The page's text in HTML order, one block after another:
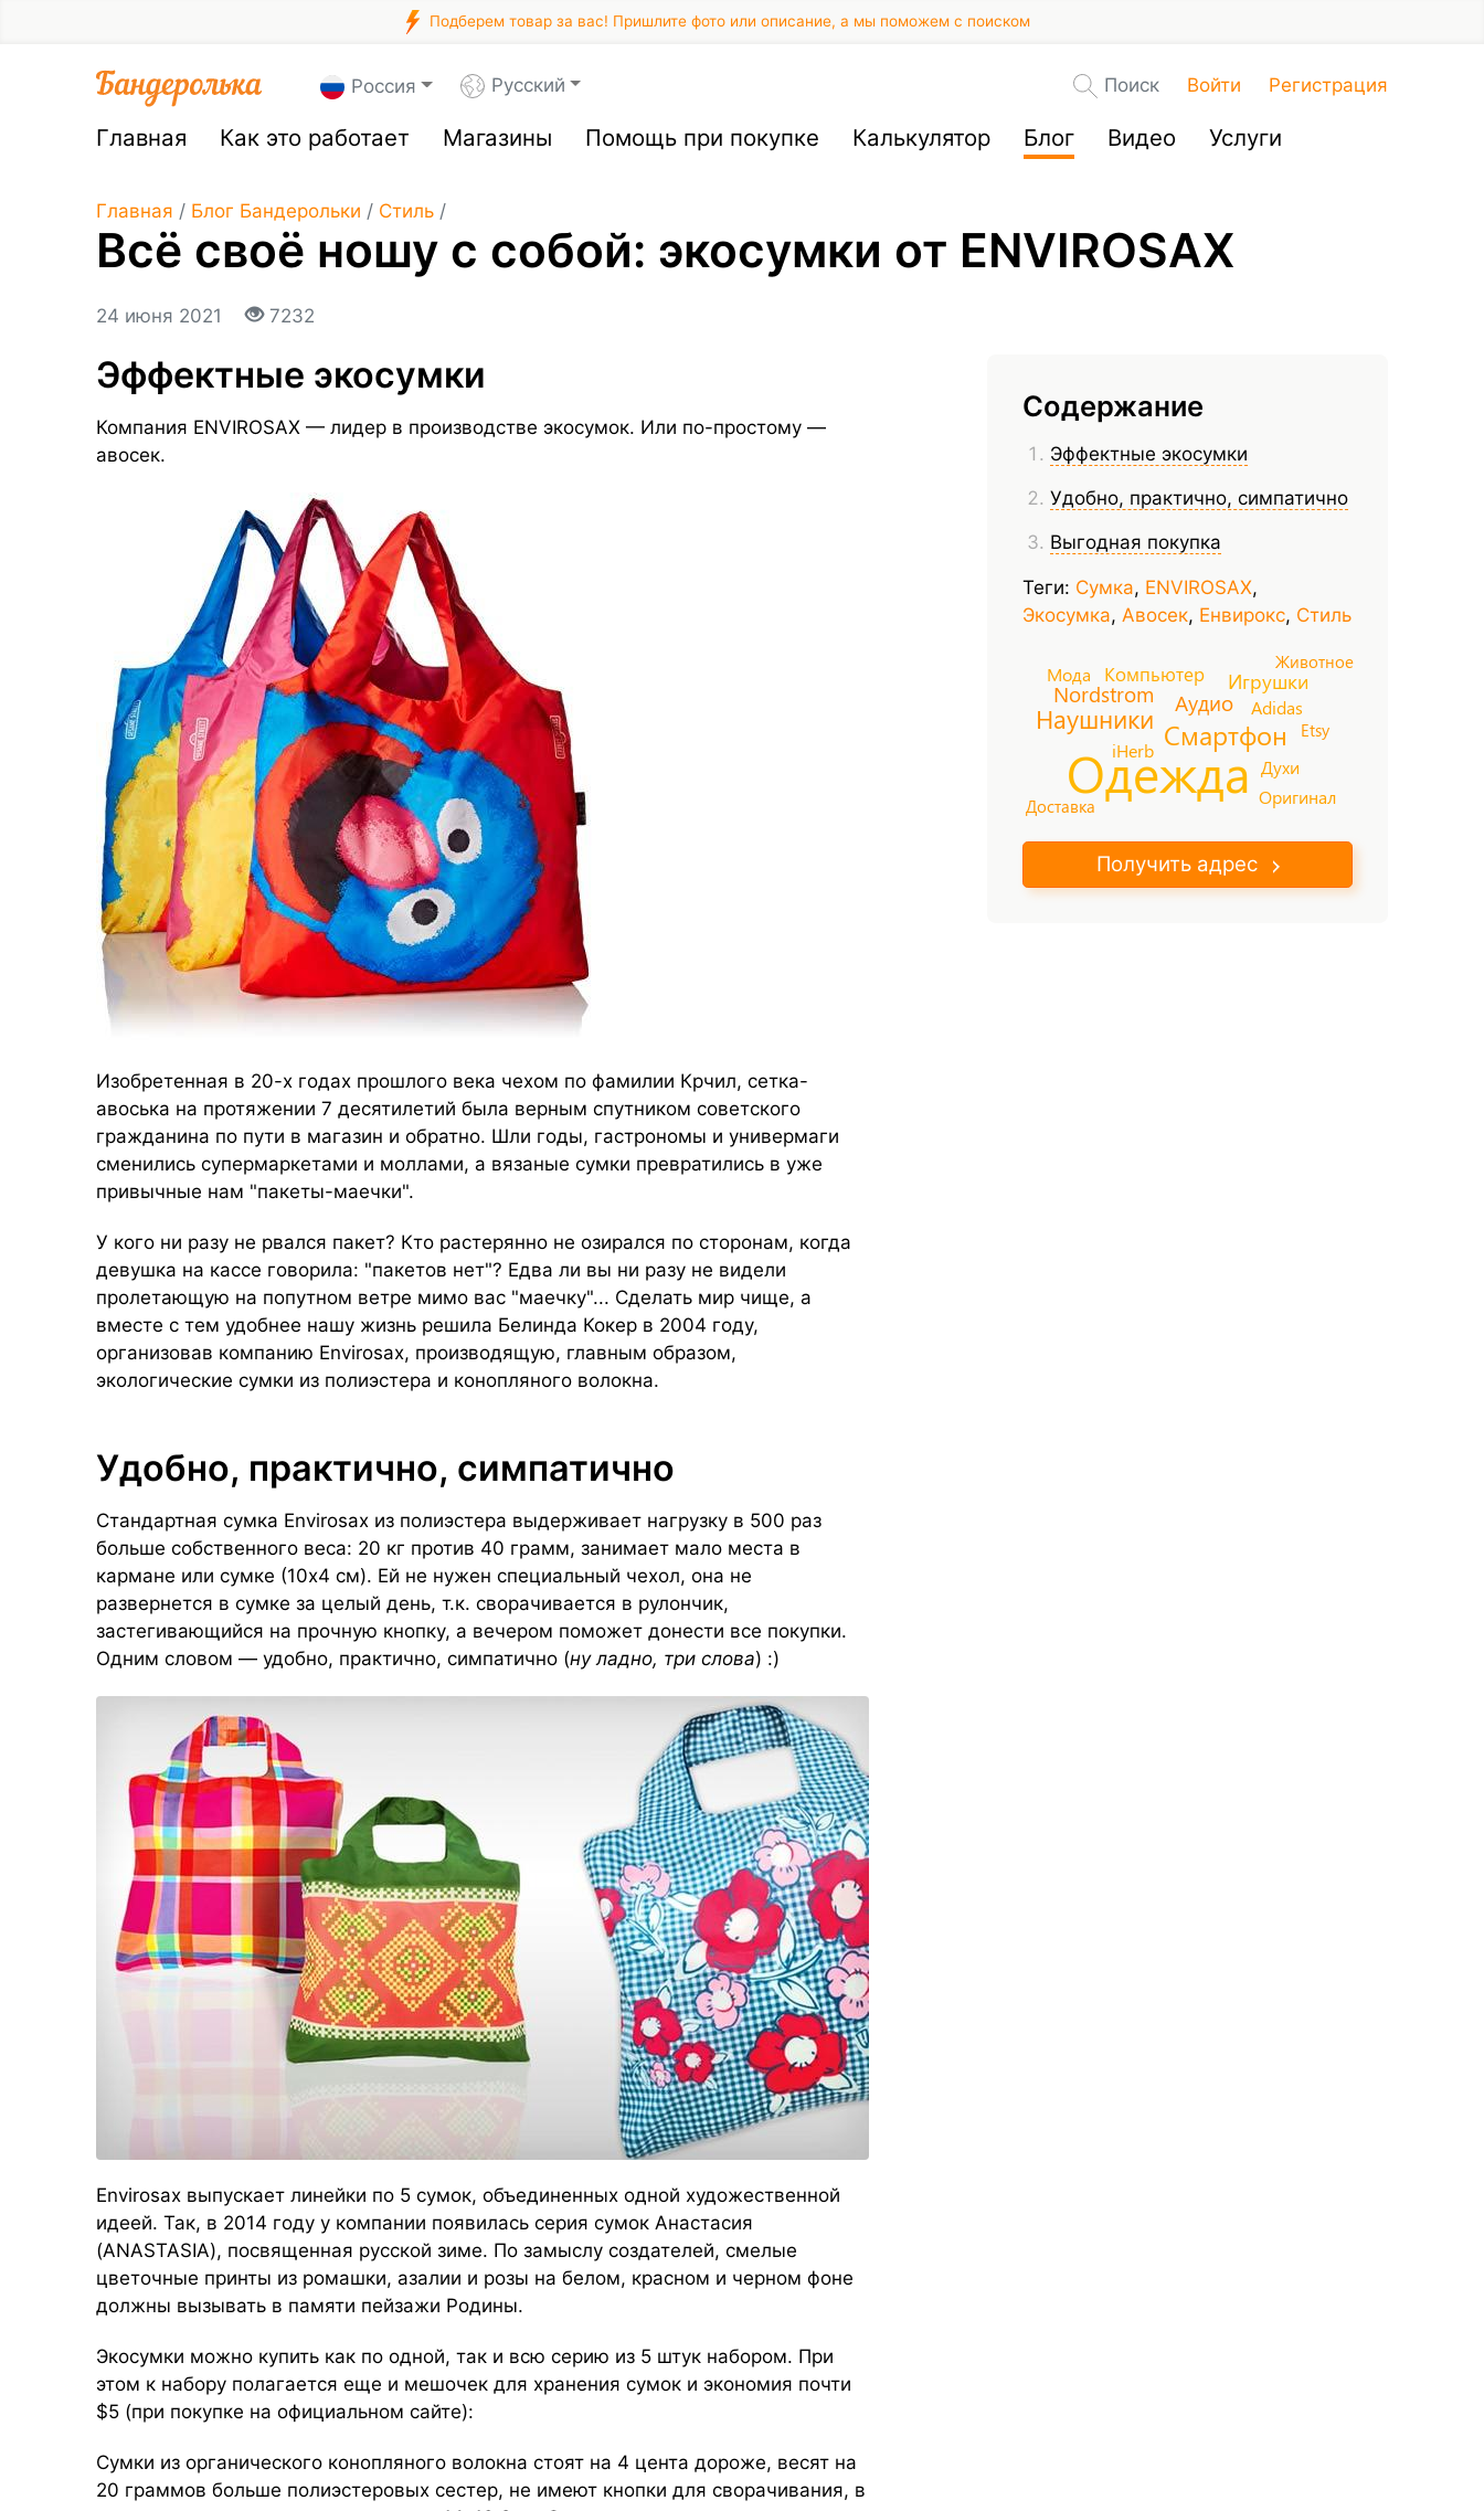
Подберем товар за вас! Пришлите фото или описание, а мы поможем с поиском
Россия Русский Поиск Войти Регистрация
Главная Как это работает Магазины Помощь при покупке Калькулятор Блог Видео Услуги
Главная / Блог Бандерольки / Стиль /
Всё своё ношу с собой: экосумки от ENVIROSAX
24 июня 2021 7232
Содержание
Эффектные экосумки
Удобно, практично, симпатично
Выгодная покупка
Теги: Сумка, ENVIROSAX,
Экосумка,Авосек, Енвирокс, Стиль
Одежда
Смартфон
Наушники Аудио
Nordstrom Игрушки
Компьютер
iHerb
Adidas
Мода
Духи
Оригинал
Доставка
Животное
Etsy
Получить адрес
Эффектные экосумки
Компания ENVIROSAX — лидер в производстве экосумок. Или по-простому —
авосек.
Изобретенная в 20-х годах прошлого века чехом по фамилии Крчил, сетка-
авоська на протяжении 7 десятилетий была верным спутником советского
гражданина по пути в магазин и обратно. Шли годы, гастрономы и универмаги
сменились супермаркетами и моллами, а вязаные сумки превратились в уже
привычные нам "пакеты-маечки".
У кого ни разу не рвался пакет? Кто растерянно не озирался по сторонам, когда
девушка на кассе говорила: "пакетов нет"? Едва ли вы ни разу не видели
пролетающую на попутном ветре мимо вас "маечку"... Сделать мир чище, а
вместе с тем удобнее нашу жизнь решила Белинда Кокер в 2004 году,
организовав компанию Envirosax, производящую, главным образом,
экологические сумки из полиэстера и конопляного волокна.
Удобно, практично, симпатично
Стандартная сумка Envirosax из полиэстера выдерживает нагрузку в 500 раз
больше собственного веса: 20 кг против 40 грамм, занимает мало места в
кармане или сумке (10х4 см). Ей не нужен специальный чехол, она не
развернется в сумке за целый день, т.к. сворачивается в рулончик,
застегивающийся на прочную кнопку, а вечером поможет донести все покупки.
Одним словом — удобно, практично, симпатично (ну ладно, три слова) :)
Envirosax выпускает линейки по 5 сумок, объединенных одной художественной
идеей. Так, в 2014 году у компании появилась серия сумок Анастасия
(ANASTASIA), посвященная русской зиме. По замыслу создателей, смелые
цветочные принты из ромашки, азалии и розы на белом, красном и черном фоне
должны вызывать в памяти пейзажи Родины.
Экосумки можно купить как по одной, так и всю серию из 5 штук набором. При
этом к набору полагается еще и мешочек для хранения сумок и экономия почти
$5 (при покупке на официальном сайте):
Сумки из органического конопляного волокна стоят на 4 цента дороже, весят на
20 граммов больше полиэстеровых сестер, не имеют кнопки для сворачивания, в